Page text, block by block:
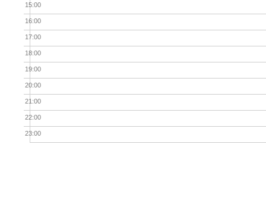
15:00
16:00
17:00
18:00
19:00
20:00
21:00
22:00
23:00